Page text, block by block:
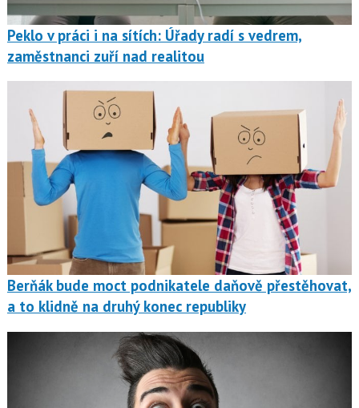
Peklo v práci i na sítích: Úřady radí s vedrem,
zaměstnanci zuří nad realitou
Berňák bude moct podnikatele daňově přestěhovat,
a to klidně na druhý konec republiky